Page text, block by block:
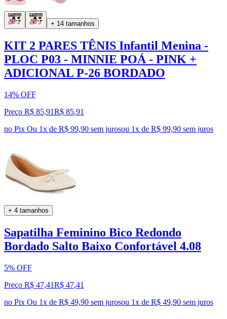
+ 14 tamanhos
KIT 2 PARES TÊNIS Infantil Menina -
PLOC P03 - MINNIE POÁ - PINK +
ADICIONAL P-26 BORDADO
14% OFF
Preço R$ 85,91R$ 85,91
no Pix Ou 1x de R$ 99,90 sem jurosou 1x de R$ 99,90 sem juros
+ 4 tamanhos
Sapatilha Feminino Bico Redondo
Bordado Salto Baixo Confortável 4.08
5% OFF
Preço R$ 47,41R$ 47,41
no Pix Ou 1x de R$ 49,90 sem jurosou 1x de R$ 49,90 sem juros